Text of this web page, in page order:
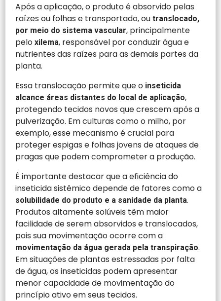
Após a aplicação, o produto é absorvido pelas
raízes ou folhas e transportado, outranslocado,
por meio do sistema vascular, principalmente
pelo xilema, responsável por conduzir água e
nutrientes das raízes para as demais partes da
planta.
Essa translocação permite que o inseticida
alcance áreas distantes do local de aplicação,
protegendo tecidos novos que crescem após a
pulverização. Em culturas como o milho, por
exemplo, esse mecanismo é crucial para
proteger espigas e folhas jovens de ataques de
pragas que podem comprometer a produção.
É importante destacar que a eficiência do
inseticida sistêmico depende de fatores como a
solubilidade do produto e a sanidade da planta.
Produtos altamente solúveis têm maior
facilidade de serem absorvidos e translocados,
pois sua movimentação ocorre com a
movimentação da água gerada pela transpiração.
Em situações de plantas estressadas por falta
de água, os inseticidas podem apresentar
menor capacidade de movimentação do
princípio ativo em seus tecidos.